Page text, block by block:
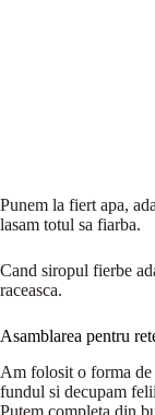
Punem la fiert apa,
lasam totul sa fiarba.
Cand siropul fierbe
raceasca.
Asamblarea pentru
Am folosit o forma
fundul si decupam
Putem completa din